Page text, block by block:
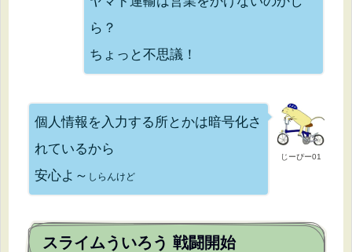
ら？
ちょっと不思議！
じーぴー01
個人情報を入力する所とかは暗号化さ
れているから
安心よ～ しらんけど
スライムういろう 戦闘開始